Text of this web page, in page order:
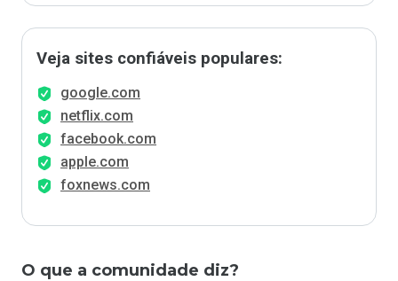
Veja sites confiáveis populares:
google.com
netflix.com
facebook.com
apple.com
foxnews.com
O que a comunidade diz?